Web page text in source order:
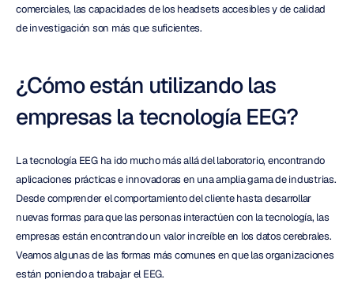
comerciales, las capacidades de los headsets accesibles y de calidad
de investigación son más que suficientes.
¿Cómo están utilizando las
empresas la tecnología EEG?
La tecnología EEG ha ido mucho más allá del laboratorio, encontrando
aplicaciones prácticas e innovadoras en una amplia gama de industrias.
Desde comprender el comportamiento del cliente hasta desarrollar
nuevas formas para que las personas interactúen con la tecnología, las
empresas están encontrando un valor increíble en los datos cerebrales.
Veamos algunas de las formas más comunes en que las organizaciones
están poniendo a trabajar el EEG.